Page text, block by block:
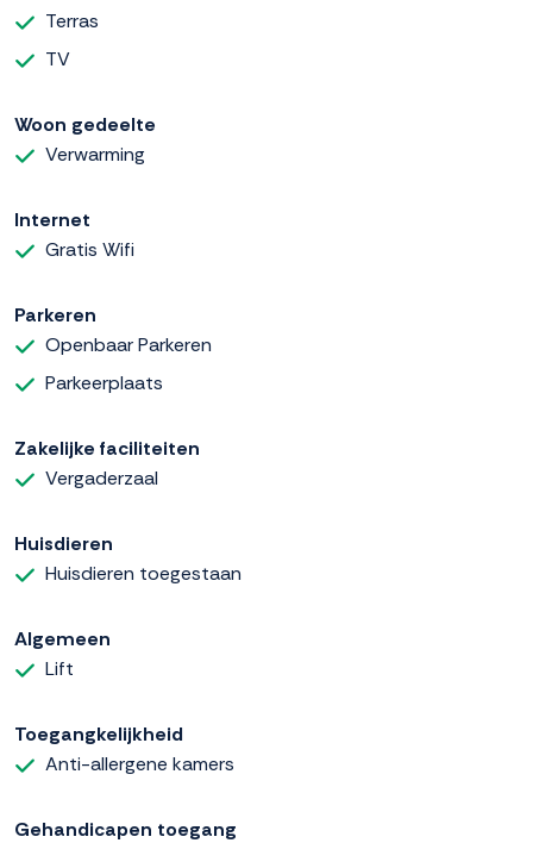
Terras
TV
Woon gedeelte
Verwarming
Internet
Gratis Wifi
Parkeren
Openbaar Parkeren
Parkeerplaats
Zakelijke faciliteiten
Vergaderzaal
Huisdieren
Huisdieren toegestaan
Algemeen
Lift
Toegangkelijkheid
Anti-allergene kamers
Gehandicapen toegang